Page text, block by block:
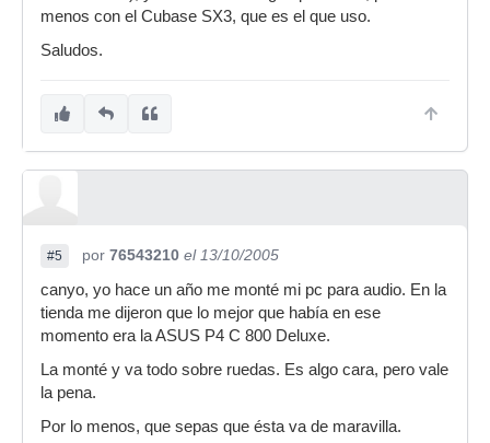
menos con el Cubase SX3, que es el que uso.
Saludos.
#5 por 76543210 el 13/10/2005
canyo, yo hace un año me monté mi pc para audio. En la
tienda me dijeron que lo mejor que había en ese
momento era la ASUS P4 C 800 Deluxe.
La monté y va todo sobre ruedas. Es algo cara, pero vale
la pena.
Por lo menos, que sepas que ésta va de maravilla.